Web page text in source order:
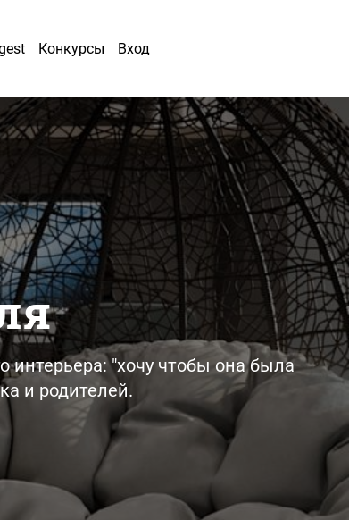
Конкурсы Вход
интерьера: "хочу чтобы она была
и родителей.